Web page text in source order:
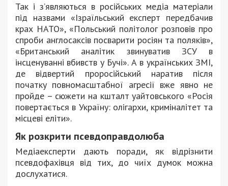
Так і з’являються в російських медіа матеріали
під назвами «Ізраїльський експерт передбачив
крах НАТО», «Польський політолог розповів про
спроби англосаксів посварити росіян та поляків»,
«Британський аналітик звинуватив ЗСУ в
інсценуванні вбивств у Бучі». А в українських ЗМІ,
де відвертий проросійський наратив після
початку повномасштабної агресії вже явно не
пройде – сюжети на кшталт уайтовського «Росія
повертається в Україну: олігархи, криміналітет та
місцеві еліти».
Як розкрити псевдоправдолюба
Медіаексперти дають поради, як відрізнити
псевдофахівця від тих, до чиїх думок можна
дослухатися.